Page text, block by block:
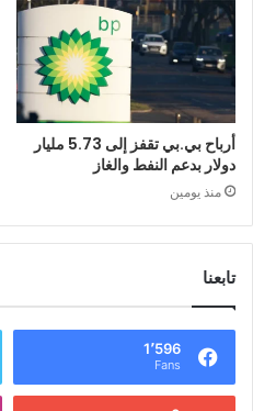
أرباح بي.بي تقفز إلى 5.73 مليار
دولار بدعم النفط والغاز
منذ يومين
تابعنا
1٬596
Fans